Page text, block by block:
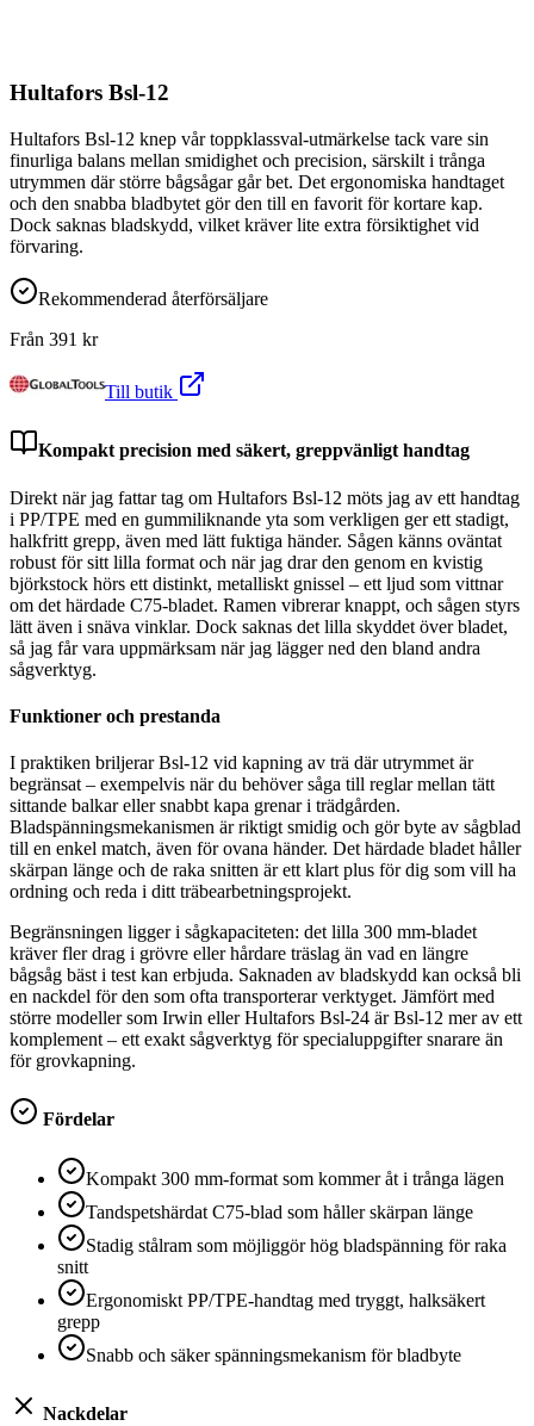
Hultafors Bsl-12
Hultafors Bsl-12 knep vår toppklassval-utmärkelse tack vare sin
finurliga balans mellan smidighet och precision, särskilt i trånga
utrymmen där större bågsågar går bet. Det ergonomiska handtaget
och den snabba bladbytet gör den till en favorit för kortare kap.
Dock saknas bladskydd, vilket kräver lite extra försiktighet vid
förvaring.
Rekommenderad återförsäljare
Från 391 kr
Till butik
Kompakt precision med säkert, greppvänligt handtag
Direkt när jag fattar tag om Hultafors Bsl-12 möts jag av ett handtag
i PP/TPE med en gummiliknande yta som verkligen ger ett stadigt,
halkfritt grepp, även med lätt fuktiga händer. Sågen känns oväntat
robust för sitt lilla format och när jag drar den genom en kvistig
björkstock hörs ett distinkt, metalliskt gnissel – ett ljud som vittnar
om det härdade C75-bladet. Ramen vibrerar knappt, och sågen styrs
lätt även i snäva vinklar. Dock saknas det lilla skyddet över bladet,
så jag får vara uppmärksam när jag lägger ned den bland andra
sågverktyg.
Funktioner och prestanda
I praktiken briljerar Bsl-12 vid kapning av trä där utrymmet är
begränsat – exempelvis när du behöver såga till reglar mellan tätt
sittande balkar eller snabbt kapa grenar i trädgården.
Bladspänningsmekanismen är riktigt smidig och gör byte av sågblad
till en enkel match, även för ovana händer. Det härdade bladet håller
skärpan länge och de raka snitten är ett klart plus för dig som vill ha
ordning och reda i ditt träbearbetningsprojekt.
Begränsningen ligger i sågkapaciteten: det lilla 300 mm-bladet
kräver fler drag i grövre eller hårdare träslag än vad en längre
bågsåg bäst i test kan erbjuda. Saknaden av bladskydd kan också bli
en nackdel för den som ofta transporterar verktyget. Jämfört med
större modeller som Irwin eller Hultafors Bsl-24 är Bsl-12 mer av ett
komplement – ett exakt sågverktyg för specialuppgifter snarare än
för grovkapning.
Fördelar
Kompakt 300 mm-format som kommer åt i trånga lägen
Tandspetshärdat C75-blad som håller skärpan länge
Stadig stålram som möjliggör hög bladspänning för raka
snitt
Ergonomiskt PP/TPE-handtag med tryggt, halksäkert
grepp
Snabb och säker spänningsmekanism för bladbyte
Nackdelar